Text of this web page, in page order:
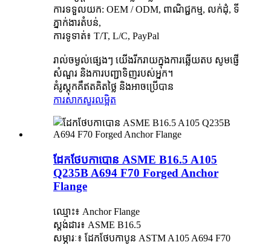
ការទទួលយក: OEM / ODM, ពាណិជ្ជកម្ម, លក់ដុំ, ទី
ភ្នាក់ងារតំបន់,
ការទូទាត់៖ T/T, L/C, PayPal
រាល់ចម្ងល់ផ្សេងៗ យើងរីករាយក្នុងការឆ្លើយតប សូមផ្ញើ
សំណួរ និងការបញ្ជាទិញរបស់អ្នក។
គំរូស្តុកគឺឥតគិតថ្លៃ និងអាចប្រើបាន
ការសាកសួរលម្អិត
ដែកថែបកាបោន ASME B16.5 A105
Q235B A694 F70 Forged Anchor
Flange
ឈ្មោះ៖ Anchor Flange
ស្តង់ដារ៖ ASME B16.5
សម្ភារៈ៖ ដែកថែបកាបូន ASTM A105 A694 F70